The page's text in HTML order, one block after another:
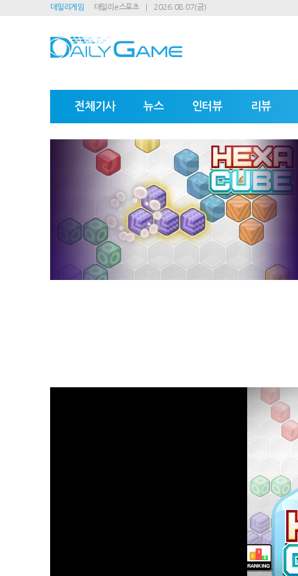
데일리게임 데일리e스포츠 2026.08.07(금)
전체기사 뉴스 인터뷰 리뷰